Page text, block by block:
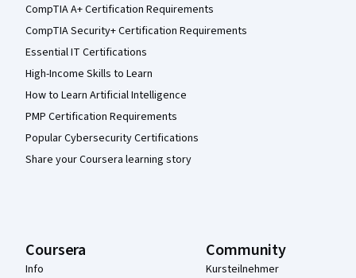
CompTIA A+ Certification Requirements
CompTIA Security+ Certification Requirements
Essential IT Certifications
High-Income Skills to Learn
How to Learn Artificial Intelligence
PMP Certification Requirements
Popular Cybersecurity Certifications
Share your Coursera learning story
Coursera
Info
Community
Kursteilnehmer